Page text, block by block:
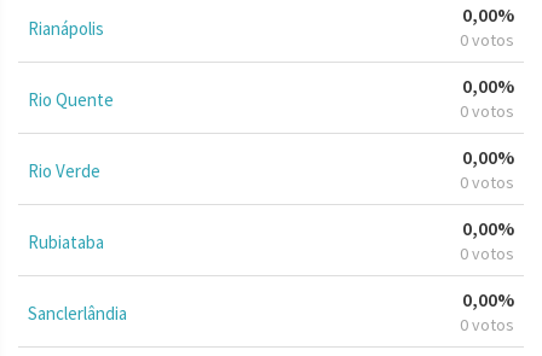
Rianápolis
0,00%
0 votos
Rio Quente
0,00%
0 votos
Rio Verde
0,00%
0 votos
Rubiataba
0,00%
0 votos
Sanclerlândia
0,00%
0 votos